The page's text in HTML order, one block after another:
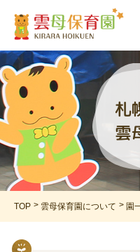
札
雲
TOP 雲母保育園について 園